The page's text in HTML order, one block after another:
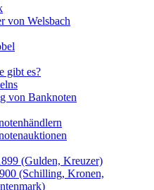
von Welsbach
gibt es?
von Banknoten
(Gulden, Kreuzer)
(Schilling, Kronen,